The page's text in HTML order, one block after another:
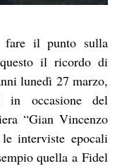
fare il punto sulla
il ricordo di
lunedì 27 marzo,
in occasione del
“Gian Vincenzo
interviste epocali
quella a Fidel